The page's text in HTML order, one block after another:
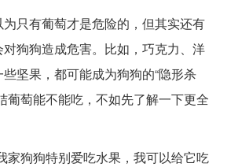
只有葡萄才是危险的，但其实还有
狗狗造成危害。比如，巧克力、洋
坚果，都可能成为狗狗的“隐形杀
葡萄能不能吃，不如先了解一下更全
家狗狗特别爱吃水果，我可以给它吃